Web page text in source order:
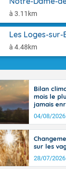
à 3.11km
Les Loges-sur-
à 4.48km
du pays en
sur la
la chaine
nuageuse
km/h. Les
degrés
avec 34 à
et 39 à 40
Bilan
mois le
jamais
04/08/2026
sur les
28/07/2026